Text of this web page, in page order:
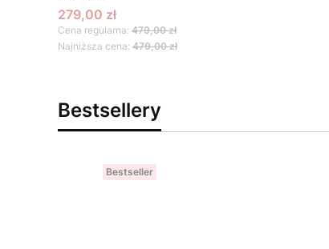
Cena promocyjna
279,00 zł
Cena regularna: 479,00 zł
Najniższa cena: 479,00 zł
Bestsellery
Bestseller